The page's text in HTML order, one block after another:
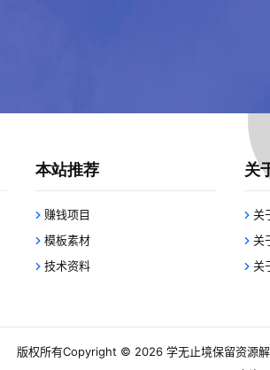
本站推荐
赚钱项目
模板素材
技术资料
关
关
关
关
版权所有Copyright © 2026 学无止境保留资源